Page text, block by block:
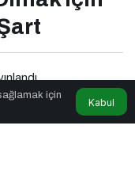
için
Kabul